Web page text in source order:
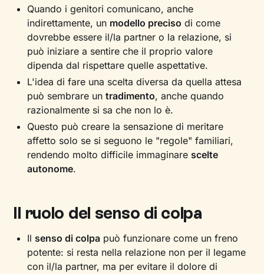
Quando i genitori comunicano, anche
indirettamente, un modello preciso di come
dovrebbe essere il/la partner o la relazione, si
può iniziare a sentire che il proprio valore
dipenda dal rispettare quelle aspettative.
L'idea di fare una scelta diversa da quella attesa
può sembrare untradimento, anche quando
razionalmente si sa che non lo è.
Questo può creare la sensazione di meritare
affetto solo se si seguono le "regole" familiari,
rendendo molto difficile immaginare scelte
autonome.
Il ruolo del senso di colpa
Il senso di colpa può funzionare come un freno
potente: si resta nella relazione non per il legame
con il/la partner, ma per evitare il dolore di